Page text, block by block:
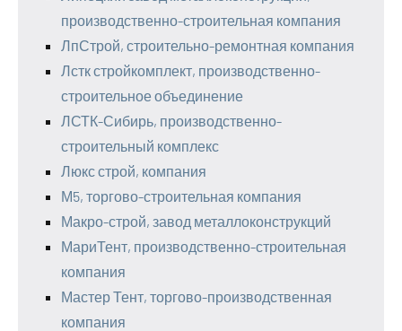
производственно-строительная компания
ЛпСтрой, строительно-ремонтная компания
Лстк стройкомплект, производственно-
строительное объединение
ЛСТК-Сибирь, производственно-
строительный комплекс
Люкс строй, компания
М5, торгово-строительная компания
Макро-строй, завод металлоконструкций
МариТент, производственно-строительная
компания
Мастер Тент, торгово-производственная
компания